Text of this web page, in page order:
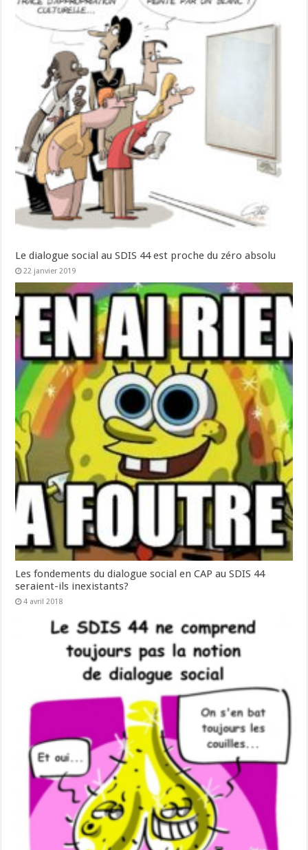
Le dialogue social au SDIS 44 est proche du zéro absolu
22 janvier 2019
Les fondements du dialogue social en CAP au SDIS 44
seraient-ils inexistants?
4 avril 2018